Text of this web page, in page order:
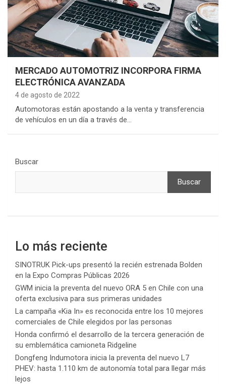
MERCADO AUTOMOTRIZ INCORPORA FIRMA
ELECTRÓNICA AVANZADA
4 de agosto de 2022
Automotoras están apostando a la venta y transferencia
de vehículos en un día a través de…
Buscar
Buscar
Lo más reciente
SINOTRUK Pick-ups presentó la recién estrenada Bolden
en la Expo Compras Públicas 2026
GWM inicia la preventa del nuevo ORA 5 en Chile con una
oferta exclusiva para sus primeras unidades
La campaña «Kia In» es reconocida entre los 10 mejores
comerciales de Chile elegidos por las personas
Honda confirmó el desarrollo de la tercera generación de
su emblemática camioneta Ridgeline
Dongfeng Indumotora inicia la preventa del nuevo L7
PHEV: hasta 1.110 km de autonomía total para llegar más
lejos